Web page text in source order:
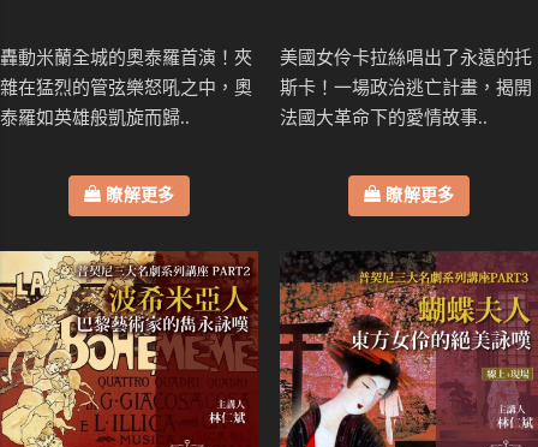
轟動米蘭全城的奧泰羅首演！夾
雜在猛烈的管弦樂怒吼之中，奧
泰羅如英雄般凱旋而歸..
瞭解更多
美國女伶卡拉絲唱出了永遠的托
斯卡！一場政治逃亡計畫，揭開
法國大革命下的愛情故事..
瞭解更多